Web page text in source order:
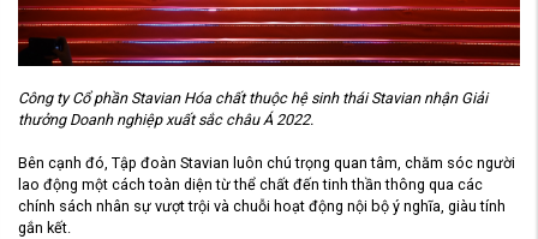
Công ty Cổ phần Stavian Hóa chất thuộc hệ sinh thái Stavian nhận Giải
thưởng Doanh nghiệp xuất sắc châu Á 2022.
Bên cạnh đó, Tập đoàn Stavian luôn chú trọng quan tâm, chăm sóc người
lao động một cách toàn diện từ thể chất đến tinh thần thông qua các
chính sách nhân sự vượt trội và chuỗi hoạt động nội bộ ý nghĩa, giàu tính
gắn kết.